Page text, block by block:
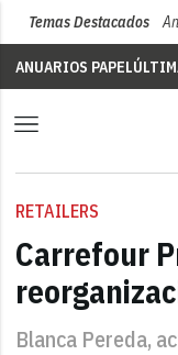
Temas Destacados
ANUARIOS PAPEL
RETAILERS
Carrefour
Blanca Pereda,